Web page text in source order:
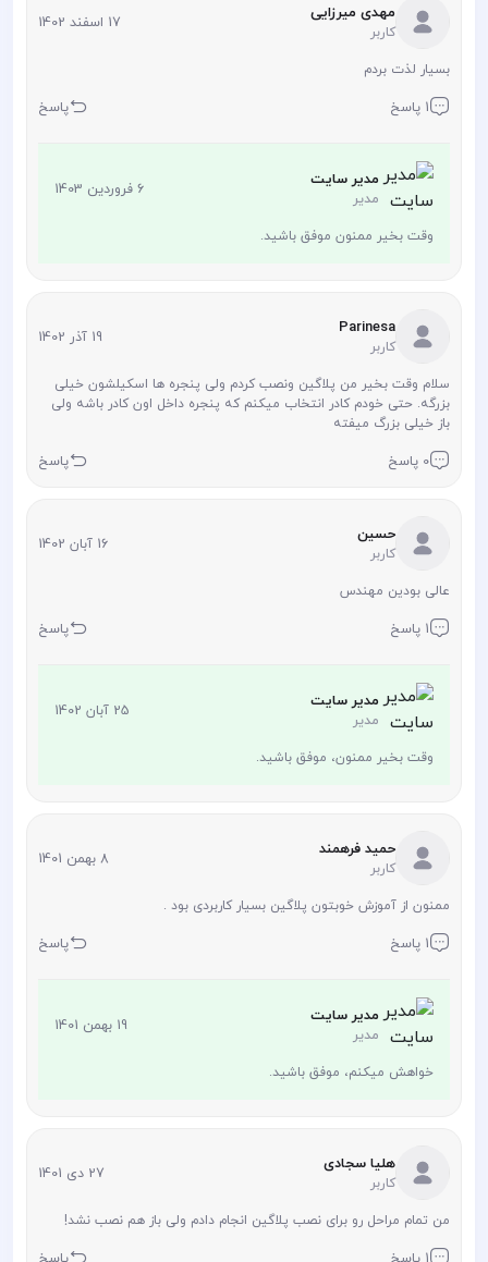
مهدی میرزایی
کاربر 17 اسفند 1402
بسیار لذت بردم
1 پاسخ پاسخ
مدیر سایت
مدیر 6 فروردین 1403
وقت بخیر ممنون موفق باشید.
Parinesa
کاربر 19 آذر 1402
سلام وقت بخیر من پلاگین و‌نصب کردم ولی پنجره ها اسکیلشون خیلی
بزرگه. حتی خودم کادر انتخاب میکنم که پنجره داخل اون کادر باشه ولی
باز خیلی بزرگ میفته
0 پاسخ پاسخ
حسین
کاربر 16 آبان 1402
عالی بودین مهندس
1 پاسخ پاسخ
مدیر سایت
مدیر 25 آبان 1402
وقت بخیر ممنون، موفق باشید.
حمید فرهمند
کاربر 8 بهمن 1401
ممنون از آموزش خوبتون پلاگین بسیار کاربردی بود .
1 پاسخ پاسخ
مدیر سایت
مدیر 19 بهمن 1401
خواهش میکنم، موفق باشید.
هلیا سجادی
کاربر 27 دی 1401
من تمام مراحل رو برای نصب پلاگین انجام دادم ولی باز هم نصب نشد!
1 پاسخ پاسخ